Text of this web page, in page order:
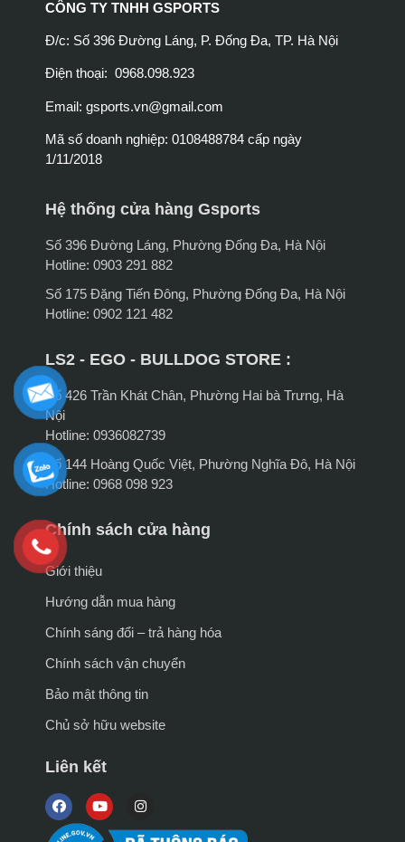
CÔNG TY TNHH GSPORTS
Đ/c: Số 396 Đường Láng, P. Đống Đa, TP. Hà Nội
Điện thoại: 0968.098.923
Email: gsports.vn@gmail.com
Mã số doanh nghiệp: 0108488784 cấp ngày
1/11/2018
Hệ thống cửa hàng Gsports
Số 396 Đường Láng, Phường Đống Đa, Hà Nội
Hotline: 0903 291 882
Số 175 Đặng Tiến Đông, Phường Đống Đa, Hà Nội
Hotline: 0902 121 482
LS2 - EGO - BULLDOG STORE :
Số 426 Trần Khát Chân, Phường Hai bà Trưng, Hà
Nội
Hotline: 0936082739
Số 144 Hoàng Quốc Việt, Phường Nghĩa Đô, Hà Nội
Hotline: 0968 098 923
Chính sách cửa hàng
Giới thiệu
Hướng dẫn mua hàng
Chính sáng đổi – trả hàng hóa
Chính sách vận chuyển
Bảo mật thông tin
Chủ sở hữu website
Liên kết